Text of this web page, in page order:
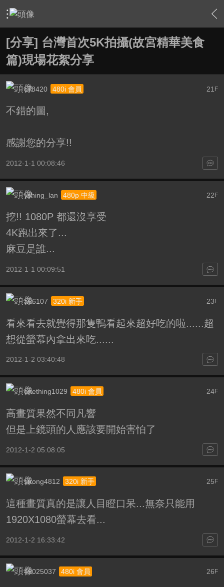
› 影片創作區 › 影片創作綜合討論 › 內容
[分享] 台灣首次5K拍攝(故宮精華美食
篇)現場花絮分享
21 F
c78420 480i 會員
不錯的圖,
感謝您的分享!!
2012-1-1 00:08:46
22F
yshing_lan 480p 中級
挖!! 1080P 都還沒享受
4K跑出來了...
麻豆是誰...
2012-1-1 00:09:51
23F
a66107 320i 新手
看來看去就覺得那隻鴨看起來超好吃的啦......超
想從螢幕內拿出來吃......
2012-1-2 03:40:48
24F
onething1029 480i 會員
高畫質果然不同凡響
但是上鏡頭的人應該要開始害怕了
2012-1-2 05:08:05
25 F
strong4812 320i 新手
這種畫質真的是讓人目瞪口呆...無奈只能用
1920X1080螢幕去看...
2012-1-2 16:33:42
26 F
49025037 480i 會員